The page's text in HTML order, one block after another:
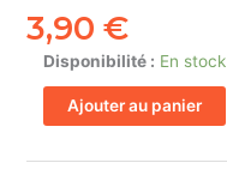
3,90€
Disponibilité : En stock
quantité
de
TIMOR
colonie
Ajouter au panier